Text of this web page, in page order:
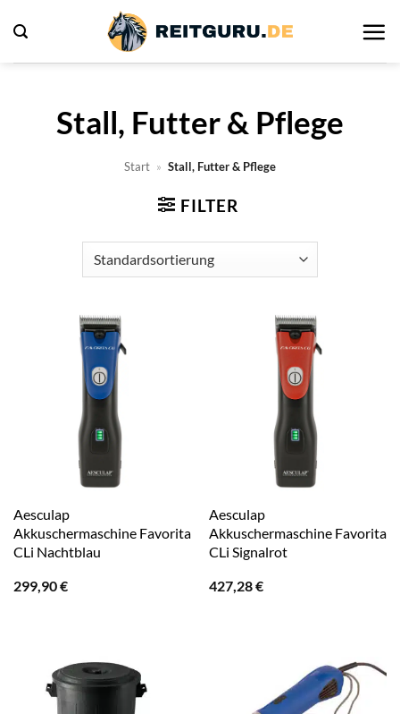
Inhalt
springen
Stall, Futter & Pflege
Start » Stall, Futter & Pflege
FILTER
Aesculap
Akkuschermaschine Favorita
CLi Nachtblau
299,90€
Aesculap
Akkuschermaschine Favorita
CLi Signalrot
427,28€